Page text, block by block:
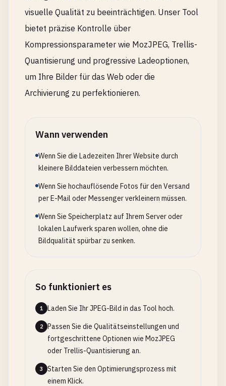
visuelle Qualität zu beeinträchtigen. Unser Tool
bietet präzise Kontrolle über
Kompressionsparameter wie MozJPEG, Trellis-
Quantisierung und progressive Ladeoptionen,
um Ihre Bilder für das Web oder die
Archivierung zu perfektionieren.
Wann verwenden
Wenn Sie die Ladezeiten Ihrer Website durch
kleinere Bilddateien verbessern möchten.
Wenn Sie hochauflösende Fotos für den Versand
per E-Mail oder Messenger verkleinern müssen.
Wenn Sie Speicherplatz auf Ihrem Server oder
lokalen Laufwerk sparen wollen, ohne die
Bildqualität spürbar zu senken.
So funktioniert es
1 Laden Sie Ihr JPEG-Bild in das Tool hoch.
2
Passen Sie die Qualitätseinstellungen und
fortgeschrittene Optionen wie MozJPEG
oder Trellis-Quantisierung an.
3
Starten Sie den Optimierungsprozess mit
einem Klick.